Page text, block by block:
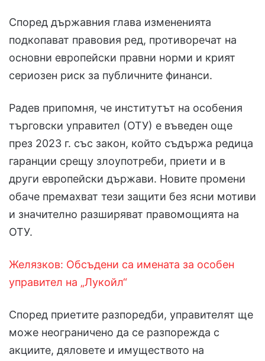
Според държавния глава измененията
подкопават правовия ред, противоречат на
основни европейски правни норми и крият
сериозен риск за публичните финанси.
Радев припомня, че институтът на особения
търговски управител (ОТУ) е въведен още
през 2023 г. със закон, който съдържа редица
гаранции срещу злоупотреби, приети и в
други европейски държави. Новите промени
обаче премахват тези защити без ясни мотиви
и значително разширяват правомощията на
ОТУ.
Желязков: Обсъдени са имената за особен
управител на „Лукойл“
Според приетите разпоредби, управителят ще
може неограничено да се разпорежда с
акциите, дяловете и имуществото на